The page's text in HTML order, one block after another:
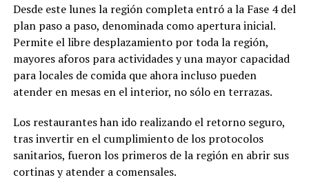
Desde este lunes la región completa entró a la Fase 4 del
plan paso a paso, denominada como apertura inicial.
Permite el libre desplazamiento por toda la región,
mayores aforos para actividades y una mayor capacidad
para locales de comida que ahora incluso pueden
atender en mesas en el interior, no sólo en terrazas.
Los restaurantes han ido realizando el retorno seguro,
tras invertir en el cumplimiento de los protocolos
sanitarios, fueron los primeros de la región en abrir sus
cortinas y atender a comensales.